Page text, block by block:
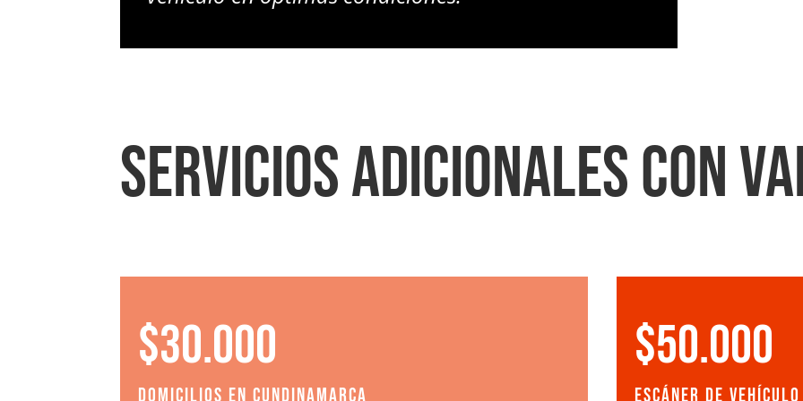
SERVICIOS ADICIONALES CON
$30.000
Domicilios en Cundinamarca
$50.000
Escáner de Vehículo